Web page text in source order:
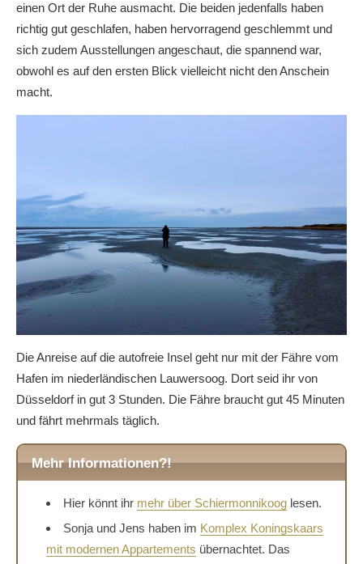
einen Ort der Ruhe ausmacht. Die beiden jedenfalls haben
richtig gut geschlafen, haben hervorragend geschlemmt und
sich zudem Ausstellungen angeschaut, die spannend war,
obwohl es auf den ersten Blick vielleicht nicht den Anschein
macht.
Die Anreise auf die autofreie Insel geht nur mit der Fähre vom
Hafen im niederländischen Lauwersoog. Dort seid ihr von
Düsseldorf in gut 3 Stunden. Die Fähre braucht gut 45 Minuten
und fährt mehrmals täglich.
Mehr Informationen?!
Hier könnt ihr mehr über Schiermonnikoog lesen.
Sonja und Jens haben im Komplex Koningskaars
mit modernen Appartements übernachtet. Das